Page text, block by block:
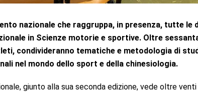
nazionale che raggruppa, in presenza, tutte
in Scienze motorie e sportive. Oltre
condivideranno tematiche e metodologia di
nel mondo dello sport e della chinesiologia.
giunto alla sua seconda edizione, vede oltre